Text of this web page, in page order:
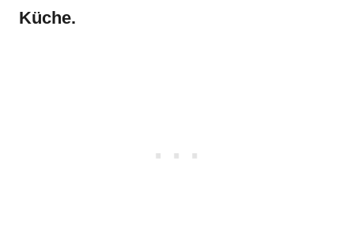
Küche.